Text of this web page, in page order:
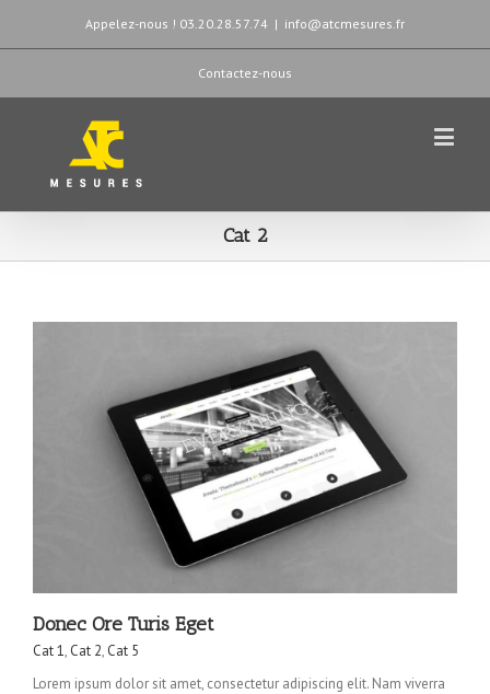
Appelez-nous ! 03.20.28.57.74 | info@atcmesures.fr
Contactez-nous
Cat 2
Donec Ore Turis Eget
Cat 1, Cat 2, Cat 5
Lorem ipsum dolor sit amet, consectetur adipiscing elit. Nam viverra